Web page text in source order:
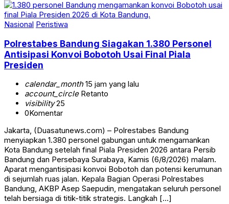
Nasional Peristiwa
Polrestabes Bandung Siagakan 1.380 Personel
Antisipasi Konvoi Bobotoh Usai Final Piala
Presiden
calendar_month15 jam yang lalu
account_circleRetanto
visibility25
0Komentar
Jakarta, (Duasatunews.com) – Polrestabes Bandung
menyiapkan 1.380 personel gabungan untuk mengamankan
Kota Bandung setelah final Piala Presiden 2026 antara Persib
Bandung dan Persebaya Surabaya, Kamis (6/8/2026) malam.
Aparat mengantisipasi konvoi Bobotoh dan potensi kerumunan
di sejumlah ruas jalan. Kepala Bagian Operasi Polrestabes
Bandung, AKBP Asep Saepudin, mengatakan seluruh personel
telah bersiaga di titik-titik strategis. Langkah […]